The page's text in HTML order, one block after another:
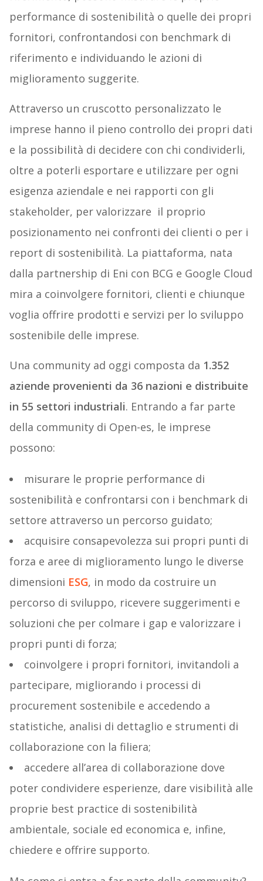
performance di sostenibilità o quelle dei propri
fornitori, confrontandosi con benchmark di
riferimento e individuando le azioni di
miglioramento suggerite.
Attraverso un cruscotto personalizzato le
imprese hanno il pieno controllo dei propri dati
e la possibilità di decidere con chi condividerli,
oltre a poterli esportare e utilizzare per ogni
esigenza aziendale e nei rapporti con gli
stakeholder, per valorizzare il proprio
posizionamento nei confronti dei clienti o per i
report di sostenibilità. La piattaforma, nata
dalla partnership di Eni con BCG e Google Cloud
mira a coinvolgere fornitori, clienti e chiunque
voglia offrire prodotti e servizi per lo sviluppo
sostenibile delle imprese.
Una community ad oggi composta da 1.352
aziende provenienti da 36 nazioni e distribuite
in 55 settori industriali. Entrando a far parte
della community di Open-es, le imprese
possono:
misurare le proprie performance di
sostenibilità e confrontarsi con i benchmark di
settore attraverso un percorso guidato;
acquisire consapevolezza sui propri punti di
forza e aree di miglioramento lungo le diverse
dimensioni ESG, in modo da costruire un
percorso di sviluppo, ricevere suggerimenti e
soluzioni che per colmare i gap e valorizzare i
propri punti di forza;
coinvolgere i propri fornitori, invitandoli a
partecipare, migliorando i processi di
procurement sostenibile e accedendo a
statistiche, analisi di dettaglio e strumenti di
collaborazione con la filiera;
accedere all’area di collaborazione dove
poter condividere esperienze, dare visibilità alle
proprie best practice di sostenibilità
ambientale, sociale ed economica e, infine,
chiedere e offrire supporto.